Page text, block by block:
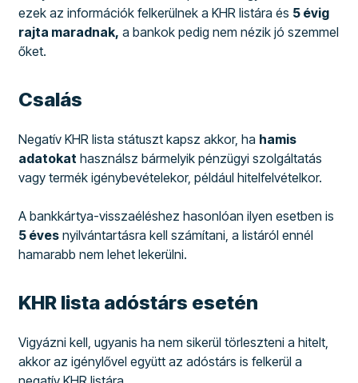
ezek az információk felkerülnek a KHR listára és 5 évig
rajta maradnak, a bankok pedig nem nézik jó szemmel
őket.
Csalás
Negatív KHR lista státuszt kapsz akkor, ha hamis
adatokat használsz bármelyik pénzügyi szolgáltatás
vagy termék igénybevételekor, például hitelfelvételkor.
A bankkártya-visszaéléshez hasonlóan ilyen esetben is
5 éves nyilvántartásra kell számítani, a listáról ennél
hamarabb nem lehet lekerülni.
KHR lista adóstárs esetén
Vigyázni kell, ugyanis ha nem sikerül törleszteni a hitelt,
akkor az igénylővel együtt az adóstárs is felkerül a